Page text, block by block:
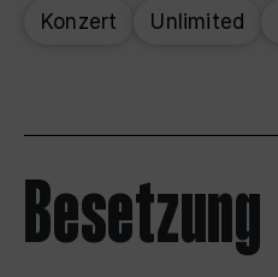
Konzert Unlimited
Besetzung